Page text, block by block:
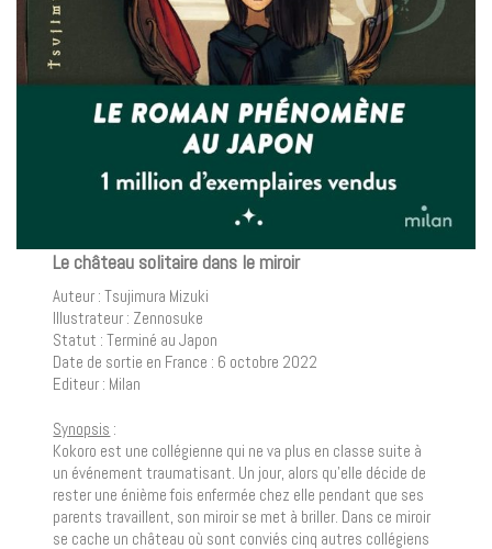
Le château solitaire dans le miroir
Auteur : Tsujimura Mizuki
Illustrateur : Zennosuke
Statut : Terminé au Japon
Date de sortie en France : 6 octobre 2022
Editeur : Milan
Synopsis :
Kokoro est une collégienne qui ne va plus en classe suite à
un événement traumatisant. Un jour, alors qu’elle décide de
rester une énième fois enfermée chez elle pendant que ses
parents travaillent, son miroir se met à briller. Dans ce miroir
se cache un château où sont conviés cinq autres collégiens